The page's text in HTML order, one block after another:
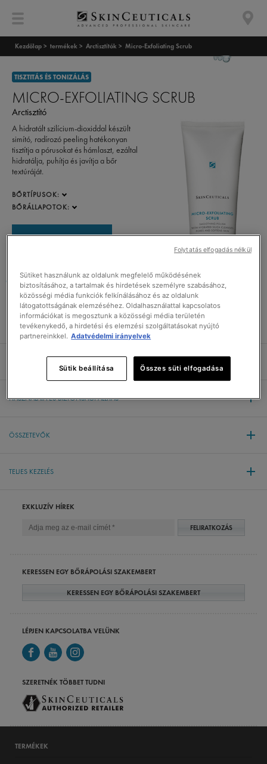
Kezdőlap > termékek > Arctisztítók > Micro-Exfoliating Scrub
TISZTITÁS ÉS TONIZÁLÁS
MICRO-EXFOLIATING SCRUB
Arctisztító
A hidratált szilícium-dioxiddal készült
simító, radírozó peeling hatékonyan
tisztítja a pórusokat és hámlaszt, ezáltal
hidratálja, puhítja és javítja a bőr
textúráját.
BŐRTÍPUSOK:
BŐRÁLLAPOTOK:
Szakértő keresése
Mindig győzödjön meg SkinCeuticals termékeinek eredetiségéről.
Tudjon meg többet.
HASZNÁLATA ÉS BIZTONSÁGI ÁLLÍTÁS
ÖSSZETEVŐK
TELJES KEZELÉS
EXKLUZÍV HÍREK
FELIRATKOZÁS
KERESSEN EGY BŐRÁPOLÁSI SZAKEMBERT
KERESSEN EGY BŐRÁPOLÁSI SZAKEMBERT
LÉPJEN KAPCSOLATBA VELÜNK
SZERETNÉK TÖBBET TUDNI
TERMÉKEK
Sütiket használunk az oldalunk megfelelő működésének
biztosításához, a tartalmak és hirdetések személyre szabásához,
közösségi média funkciók felkínálásához és az oldalunk
látogatottságának elemzéséhez. Oldalhasználattal kapcsolatos
információkat is megosztunk a közösségi média területén
tevékenykedő, a hirdetési és elemzési szolgáltatásokat nyújtó
partnereinkkel. Adatvédelmi irányelvek
Sütik beállítása Összes süti elfogadása
Folytatás elfogadás nélkül